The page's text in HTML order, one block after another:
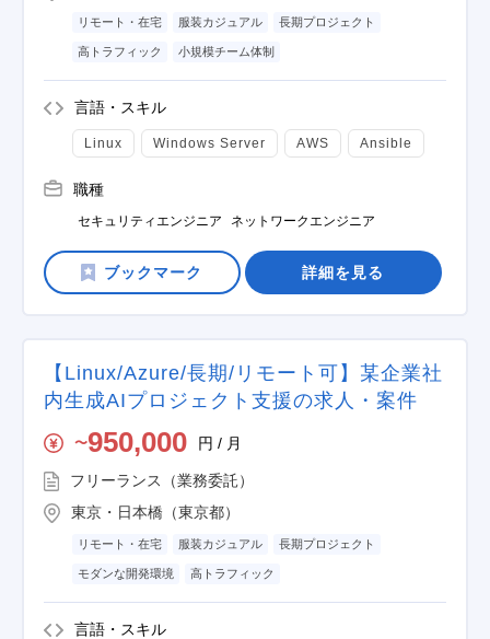
リモート・在宅 服装カジュアル 長期プロジェクト
高トラフィック 小規模チーム体制
言語・スキル
Linux Windows Server AWS Ansible
職種
セキュリティエンジニア ネットワークエンジニア
詳細を見る
【Linux/Azure/長期/リモート可】某企業社
内生成AIプロジェクト支援の求人・案件
〜950,000 円 / 月
フリーランス（業務委託）
東京・日本橋（東京都）
リモート・在宅 服装カジュアル 長期プロジェクト
モダンな開発環境 高トラフィック
言語・スキル